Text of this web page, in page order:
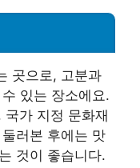
곳으로, 고분과
있는 장소에요.
가 지정 문화재
러본 후에는 맛
것이 좋습니다.